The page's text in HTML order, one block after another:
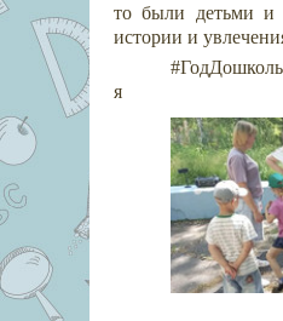
то были детьми и
истории и
я